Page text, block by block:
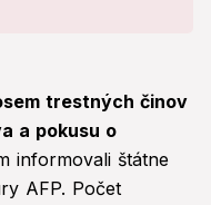
trestných činov
a pokusu o
informovali štátne
AFP. Počet